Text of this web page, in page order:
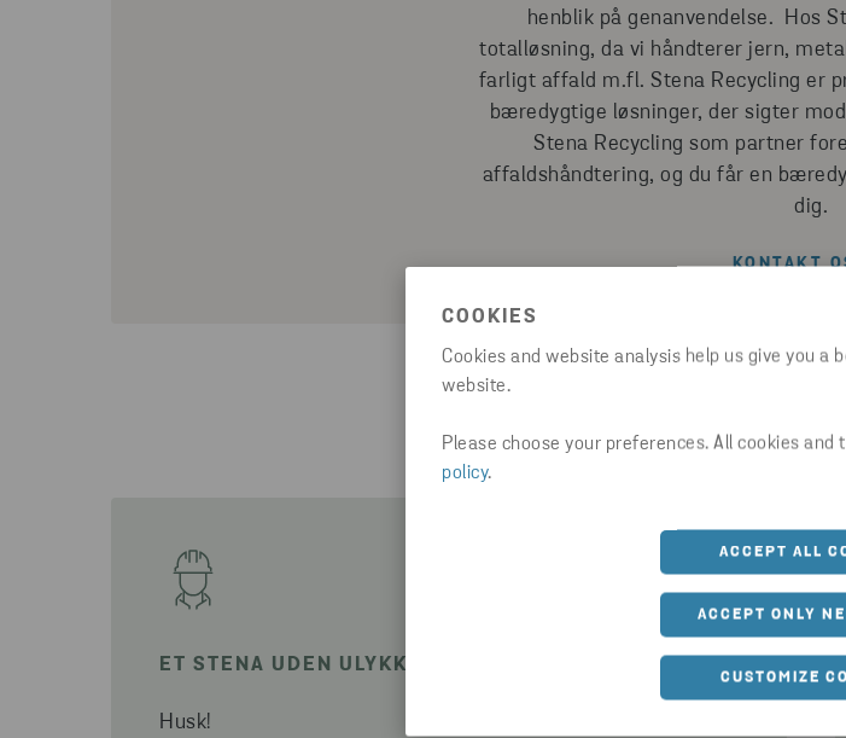
COOKIES
Cookies and website analysis help us give you a
website.
Please choose your preferences. All cookies and
policy.
ACCEPT ALL
ACCEPT ONLY
CUSTOMIZE
henblik på genanvendelse. Hos
totalløsning, da vi håndterer jern,
farligt affald m.fl. Stena Recycling er
bæredygtige løsninger, der sigter
Stena Recycling som partner
affaldshåndtering, og du får en
dig.
KONTAKT
ET STENA UDEN ULYKKER
Husk!